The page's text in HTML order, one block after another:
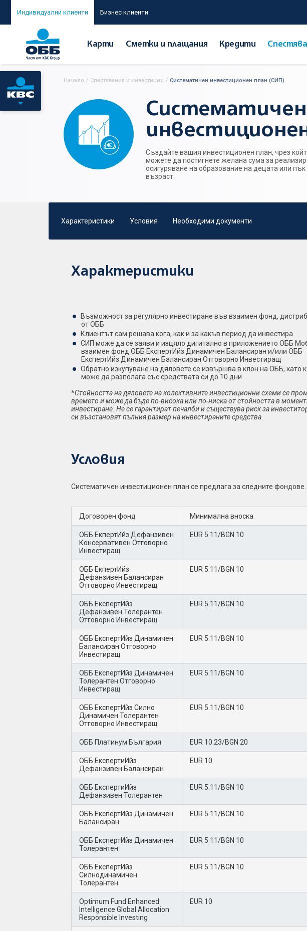
Индивидуални клиенти Бизнес клиенти
Карти Сметки и плащания Кредити
Начало / Спестявания и инвестиции / Систематичен инвестиционен план (СИП)
Систематичен
Създайте вашия инвестиционен план, чрез
можете да постигнете желана сума за
осигуряване на образование на децата или
възраст.
Характеристики Условия Необходими документи
Характеристики
Възможност за регулярно инвестиране във взаимен фонд,
от ОББ
Клиентът сам решава кога, как и за какъв период да инвестира
СИП може да се заяви и изцяло дигитално в приложението ОББ
взаимен фонд ОББ ЕкспертИйз Динамичен Балансиран и/или ОББ
ЕкспертИйз Динамичен Балансиран Отговорно Инвестиращ
Обратно изкупуване на дяловете се извършва в клон на ОББ, като
може да разполага със средствата си до 10 дни
*Стойността на дяловете на колективните инвестиционни схеми се
времето и може да бъде по-висока или по-ниска от стойността в
инвестиране. Не се гарантират печалби и съществува риск за
си възстановят пълния размер на инвестираните средства.
Условия
Систематичен инвестиционен план се предлага за следните
Договорен фонд Минимална вноска
ОББ ЕкпертИйз Дефанзивен
Консервативен Отговорно
Инвестиращ
EUR 5.11/BGN 10
ОББ ЕкпертИйз
Дефанзивен Балансиран
Отговорно Инвестиращ
EUR 5.11/BGN 10
ОББ ЕкспертИйз
Дефанзивен Толерантен
Отговорно Инвестиращ
EUR 5.11/BGN 10
ОББ ЕкспертИйз Динамичен
Балансиран Отговорно
Инвестиращ
EUR 5.11/BGN 10
ОББ ЕкспертИйз Динамичен
Толерантен Отговорно
Инвестиращ
EUR 5.11/BGN 10
ОББ ЕкспертИйз Силно
Динамичен Толерантен
Отговорно Инвестиращ
EUR 5.11/BGN 10
ОББ Платинум България EUR 10.23/BGN 20
ОББ ЕкспертиИйз
Дефанзивен Балансиран
EUR 10
ОББ ЕкспертиИйз
Дефанзивен Толерантен
EUR 5.11/BGN 10
ОББ ЕкспертИйз Динамичен
Балансиран
EUR 5.11/BGN 10
ОББ ЕкспертИйз Динамичен
Толерантен
EUR 5.11/BGN 10
ОББ ЕкспертИйз
Силнодинамичен
Толерантен
EUR 5.11/BGN 10
Optimum Fund Enhanced
Intelligence Global Allocation
Responsible Investing
EUR 10